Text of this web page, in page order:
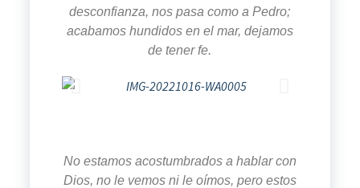
desconfianza, nos pasa como a Pedro;
acabamos hundidos en el mar, dejamos
de tener fe.
No estamos acostumbrados a hablar con
Dios, no le vemos ni le oímos, pero estos